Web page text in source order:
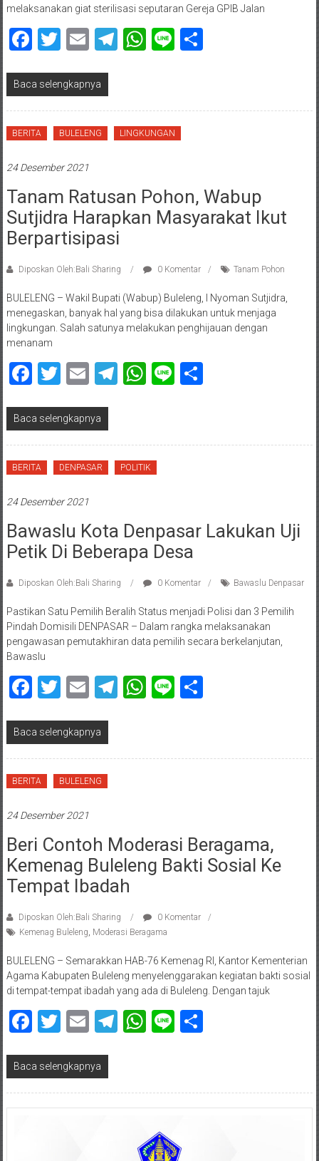
melaksanakan giat sterilisasi seputaran Gereja GPIB Jalan
Facebook
Twitter
EmailTelegram
WhatsApp
LineShare
Baca selengkapnya
BERITA BULELENG LINGKUNGAN
24 Desember 2021
Tanam Ratusan Pohon, Wabup
Sutjidra Harapkan Masyarakat Ikut
Berpartisipasi
Diposkan Oleh:Bali Sharing 0 Komentar Tanam Pohon
BULELENG – Wakil Bupati (Wabup) Buleleng, I Nyoman Sutjidra,
menegaskan, banyak hal yang bisa dilakukan untuk menjaga
lingkungan. Salah satunya melakukan penghijauan dengan
menanam
Facebook
Twitter
EmailTelegram
WhatsApp
LineShare
Baca selengkapnya
BERITA DENPASAR POLITIK
24 Desember 2021
Bawaslu Kota Denpasar Lakukan Uji
Petik Di Beberapa Desa
Diposkan Oleh:Bali Sharing 0 Komentar Bawaslu Denpasar
Pastikan Satu Pemilih Beralih Status menjadi Polisi dan 3 Pemilih
Pindah Domisili DENPASAR – Dalam rangka melaksanakan
pengawasan pemutakhiran data pemilih secara berkelanjutan,
Bawaslu
Facebook
Twitter
EmailTelegram
WhatsApp
LineShare
Baca selengkapnya
BERITA BULELENG
24 Desember 2021
Beri Contoh Moderasi Beragama,
Kemenag Buleleng Bakti Sosial Ke
Tempat Ibadah
Diposkan Oleh:Bali Sharing
0 Komentar
Kemenag Buleleng, Moderasi Beragama
BULELENG – Semarakkan HAB-76 Kemenag RI, Kantor Kementerian
Agama Kabupaten Buleleng menyelenggarakan kegiatan bakti sosial
di tempat-tempat ibadah yang ada di Buleleng. Dengan tajuk
Facebook
Twitter
EmailTelegram
WhatsApp
LineShare
Baca selengkapnya